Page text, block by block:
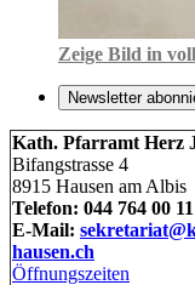
Zeige Bild in
Newsletter
Kath. Pfarramt Herz
Bifangstrasse 4
8915 Hausen am Albis
Telefon: 044 764 00 11
E-Mail:
hausen.ch
Öffnungszeiten